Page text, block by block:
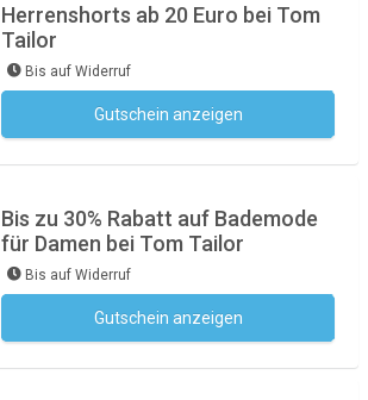
Herrenshorts ab 20 Euro bei Tom
Tailor
Bis auf Widerruf
Gutschein anzeigen
Bis zu 30% Rabatt auf Bademode
für Damen bei Tom Tailor
Bis auf Widerruf
Gutschein anzeigen